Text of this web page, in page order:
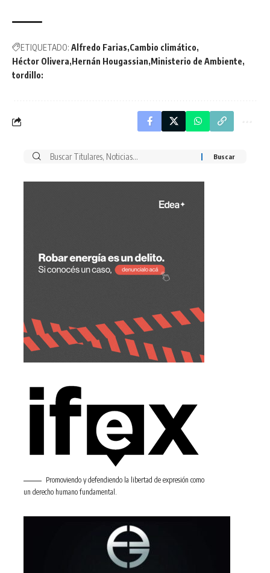
ETIQUETADO: Alfredo Farias Cambio climático
Héctor Olivera Hernán Hougassian Ministerio de Ambiente
tordillo:
Buscar
Promoviendo y defendiendo la libertad de expresión como
un derecho humano fundamental.